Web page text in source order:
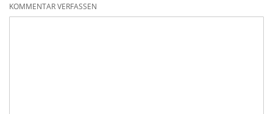
KOMMENTAR VERFASSEN